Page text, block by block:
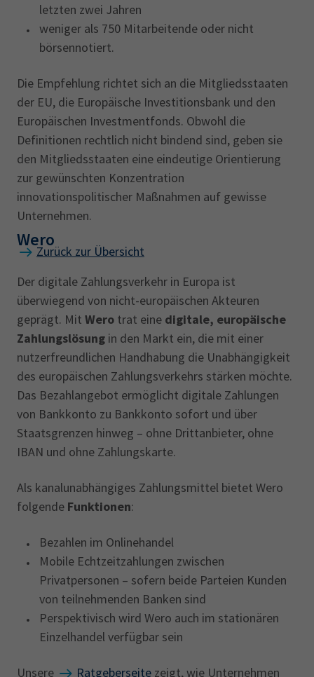
letzten zwei Jahren
weniger als 750 Mitarbeitende oder nicht
börsennotiert.
Die Empfehlung richtet sich an die Mitgliedsstaaten
der EU, die Europäische Investitionsbank und den
Europäischen Investmentfonds. Obwohl die
Definitionen rechtlich nicht bindend sind, geben sie
den Mitgliedsstaaten eine eindeutige Orientierung
zur gewünschten Konzentration
innovationspolitischer Maßnahmen auf gewisse
Unternehmen.
Zurück zur Übersicht
Wero
Der digitale Zahlungsverkehr in Europa ist
überwiegend von nicht-europäischen Akteuren
geprägt. Mit Wero trat eine digitale, europäische
Zahlungslösung in den Markt ein, die mit einer
nutzerfreundlichen Handhabung die Unabhängigkeit
des europäischen Zahlungsverkehrs stärken möchte.
Das Bezahlangebot ermöglicht digitale Zahlungen
von Bankkonto zu Bankkonto sofort und über
Staatsgrenzen hinweg – ohne Drittanbieter, ohne
IBAN und ohne Zahlungskarte.
Als kanalunabhängiges Zahlungsmittel bietet Wero
folgende Funktionen:
Bezahlen im Onlinehandel
Mobile Echtzeitzahlungen zwischen
Privatpersonen – sofern beide Parteien Kunden
von teilnehmenden Banken sind
Perspektivisch wird Wero auch im stationären
Einzelhandel verfügbar sein
Unsere Ratgeberseite zeigt, wie Unternehmen